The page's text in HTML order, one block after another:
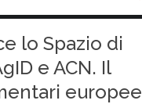
lo Spazio di
e ACN. Il
europee